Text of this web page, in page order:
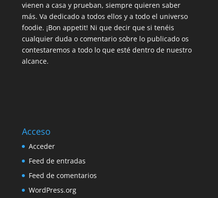
vienen a casa y prueban, siempre quieren saber
más. Va dedicado a todos ellos y a todo el universo
foodie. ¡Bon appetit! Ni que decir que si tenéis
cualquier duda o comentario sobre lo publicado os
contestaremos a todo lo que esté dentro de nuestro
alcance.
Acceso
Acceder
Feed de entradas
Feed de comentarios
WordPress.org